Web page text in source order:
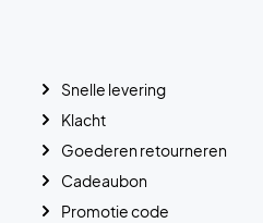
Snelle levering
Klacht
Goederen retourneren
Cadeaubon
Promotie code